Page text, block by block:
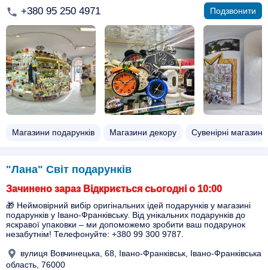
+380 95 250 4971 Подзвонити
Магазини подарунків Магазини декору Сувенірні магазини
"Лана" Світ подарунків
Зачинено зараз Відкриється сьогодні о 10:00
🎁 Неймовірний вибір оригінальних ідей подарунків у магазині
подарунків у Івано-Франківську. Від унікальних подарунків до
яскравої упаковки – ми допоможемо зробити ваш подарунок
незабутнім! Телефонуйте: +380 99 300 9787.
вулиця Вовчинецька, 68, Івано-Франківськ, Івано-Франківська
область, 76000